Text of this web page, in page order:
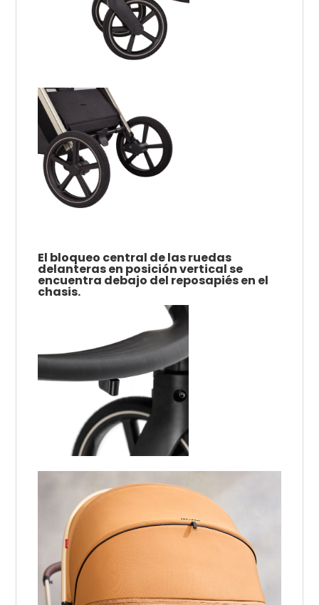
El bloqueo central de las ruedas
delanteras en posición vertical se
encuentra debajo del reposapiés en el
chasis.